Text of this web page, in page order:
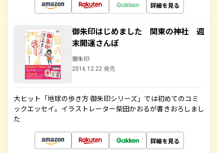
詳細を見る
御朱印はじめました 関東の神社 週
末開運さんぽ
御朱印
2016.12.22 発売
大ヒット「地球の歩き方 御朱印シリーズ」では初めてのコミ
ックエッセイ。イラストレーター柴田かおるが書きおろしまし
た
詳細を見る